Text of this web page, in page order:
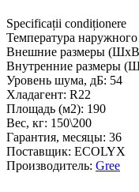
Specificații condiționere
Температура
Внешние размеры
Внутренние размеры
Уровень шума, дБ: 54
Хладагент: R22
Площадь (м2): 190
Вес, кг: 150\200
Гарантия, месяцы: 36
Поставщик: ECOLYX
Производитель: Gree